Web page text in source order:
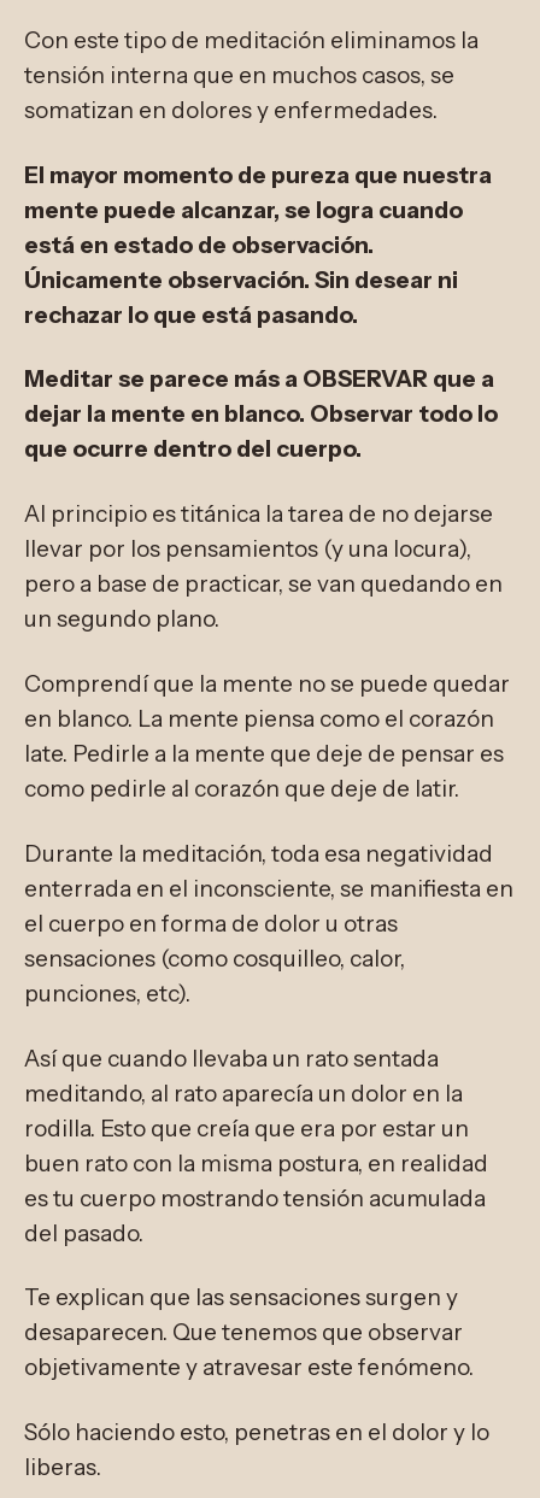
Con este tipo de meditación eliminamos la
tensión interna que en muchos casos, se
somatizan en dolores y enfermedades.
El mayor momento de pureza que nuestra
mente puede alcanzar, se logra cuando
está en estado de observación.
Únicamente observación. Sin desear ni
rechazar lo que está pasando.
Meditar se parece más a OBSERVAR que a
dejar la mente en blanco. Observar todo lo
que ocurre dentro del cuerpo.
Al principio es titánica la tarea de no dejarse
llevar por los pensamientos (y una locura),
pero a base de practicar, se van quedando en
un segundo plano.
Comprendí que la mente no se puede quedar
en blanco. La mente piensa como el corazón
late. Pedirle a la mente que deje de pensar es
como pedirle al corazón que deje de latir.
Durante la meditación, toda esa negatividad
enterrada en el inconsciente, se manifiesta en
el cuerpo en forma de dolor u otras
sensaciones (como cosquilleo, calor,
punciones, etc).
Así que cuando llevaba un rato sentada
meditando, al rato aparecía un dolor en la
rodilla. Esto que creía que era por estar un
buen rato con la misma postura, en realidad
es tu cuerpo mostrando tensión acumulada
del pasado.
Te explican que las sensaciones surgen y
desaparecen. Que tenemos que observar
objetivamente y atravesar este fenómeno.
Sólo haciendo esto, penetras en el dolor y lo
liberas.